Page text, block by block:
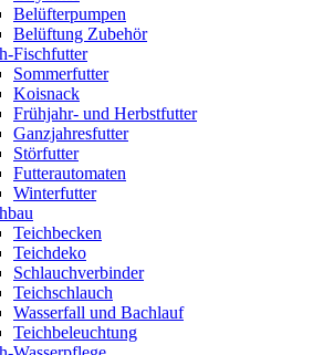
Belüfterpumpen
Belüftung Zubehör
Fischfutter
Sommerfutter
Koisnack
Frühjahr- und Herbstfutter
Ganzjahresfutter
Störfutter
Futterautomaten
Winterfutter
Teichbecken
Teichdeko
Schlauchverbinder
Teichschlauch
Wasserfall und Bachlauf
Teichbeleuchtung